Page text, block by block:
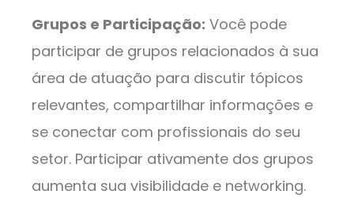
Grupos e Participação: Você pode
participar de grupos relacionados à sua
área de atuação para discutir tópicos
relevantes, compartilhar informações e
se conectar com profissionais do seu
setor. Participar ativamente dos grupos
aumenta sua visibilidade e networking.